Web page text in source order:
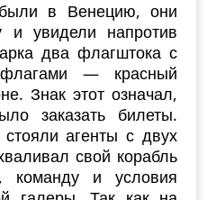
в Венецию, они
увидели напротив
два флагштока с
— красный
Знак этот означал,
заказать билеты.
агенты с двух
свой корабль
команду и условия